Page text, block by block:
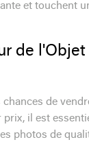
et touchent
de
de
il est
photos de